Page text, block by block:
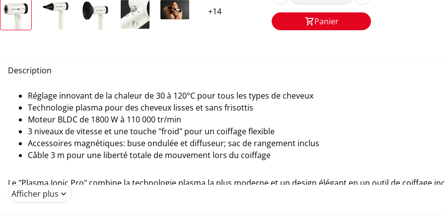
Panier
Description
Réglage innovant de la chaleur de 30 à 120°C pour tous les types de cheveux
Technologie plasma pour des cheveux lisses et sans frisottis
Moteur BLDC de 1800 W à 110 000 tr/min
3 niveaux de vitesse et une touche "froid" pour un coiffage flexible
Accessoires magnétiques: buse ondulée et diffuseur; sac de rangement inclus
Câble 3 m pour une liberté totale de mouvement lors du coiffage
Le "Plasma Ionic Pro" combine la technologie plasma la plus moderne et un design élégant en un outil de coiffage
professionnel qu'ils méritent. Les ions plasma rendent les cheveux souples, réduisent les frisottis et luttent contre
Afficher plus